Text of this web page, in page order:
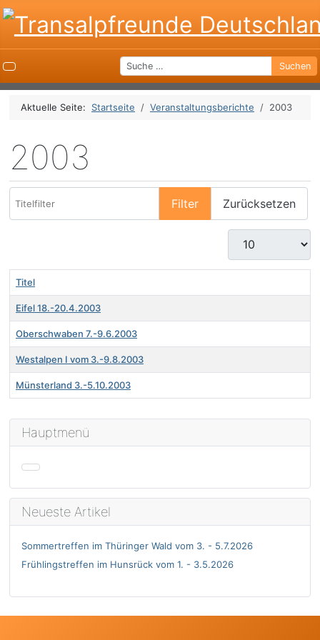
Suchen Suchen
Aktuelle Seite: Startseite Veranstaltungsberichte 2003
Hauptmenü
Neueste Artikel
Sommertreffen im Thüringer Wald vom 3. - 5.7.2026
Frühlingstreffen im Hunsrück vom 1. - 3.5.2026
2003
Titelfilter
Filter Zurücksetzen
Titel
Eifel 18.-20.4.2003
Oberschwaben 7.-9.6.2003
Westalpen I vom 3.-9.8.2003
Münsterland 3.-5.10.2003